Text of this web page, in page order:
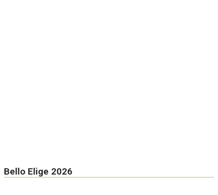
Bello Elige 2026